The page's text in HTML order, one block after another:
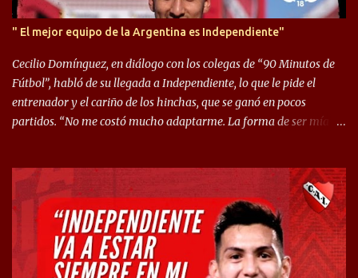
" El mejor equipo de la Argentina es Independiente"
Cecilio Domínguez, en diálogo con los colegas de “90 Minutos de
Fútbol”, habló de su llegada a Independiente, lo que le pide el
entrenador y el cariño de los hinchas, que se ganó en pocos
partidos. “No me costó mucho adaptarme. La forma de ser mía
llegué a un Independiente que juega muy dinámico y me gusta
mucho. Me favorece por la forma de jugar mía y eso también
ayudó a que me adapte”. “Me siento mejor por izquierda, pero me
gusta mucho jugar de 9, y juego sin problemas por derecha
también. Jugar de 9 y de extremo por izquierda es diferente. A mi
me gusta jugar por fuera, porque tengo mas posibilidades de